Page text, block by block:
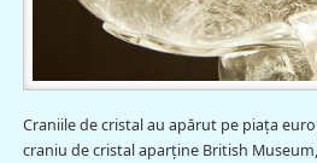
Craniile de cristal au apărut pe piaţa
craniu de cristal aparţine British